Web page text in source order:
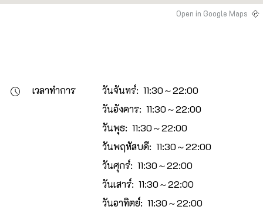
Open in Google Maps
เวลาทำการ
วันจันทร์: 11:30～22:00
วันอังคาร: 11:30～22:00
วันพุธ: 11:30～22:00
วันพฤหัสบดี: 11:30～22:00
วันศุกร์: 11:30～22:00
วันเสาร์: 11:30～22:00
วันอาทิตย์: 11:30～22:00